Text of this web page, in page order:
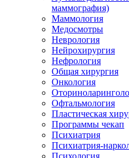
маммография)
Маммология
Медосмотры
Неврология
Нейрохирургия
Нефрология
Общая хирургия
Онкология
Офтальмология
Пластическая
Программы чекап
Психиатрия
Психиатрия-
Психология